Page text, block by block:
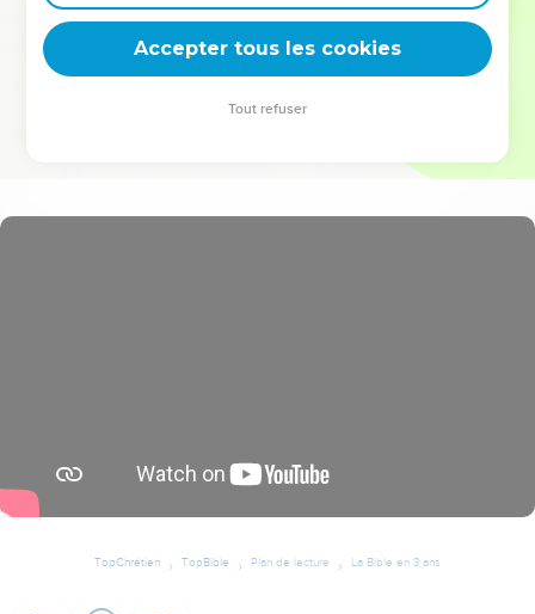
deviennent vos tremplins. Que vous guidiez un ministère, une
équipe, un groupe ou une famille, leur expérience est faite
TopChrétien TopBible Plan de lecture La Bible en 3 ans
Accepter tous les cookies
Tout refuser